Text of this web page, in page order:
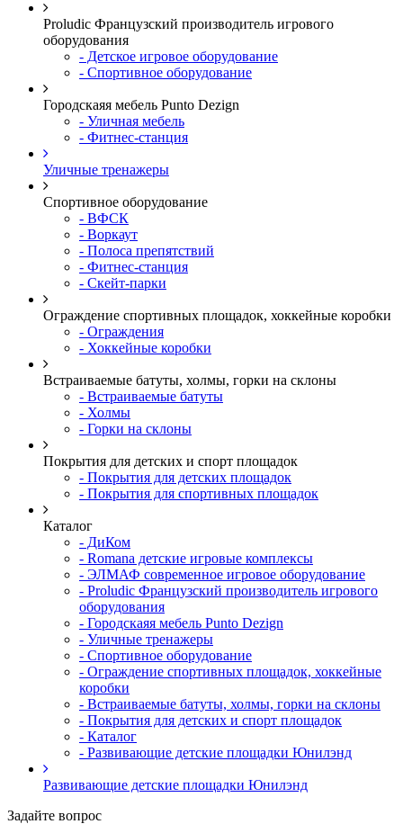
Proludic Французский производитель игрового
оборудования
- Детское игровое оборудование
- Спортивное оборудование
Городскаяя мебель Punto Dezign
- Уличная мебель
- Фитнес-станция
Уличные тренажеры
Спортивное оборудование
- ВФСК
- Воркаут
- Полоса препятствий
- Фитнес-станция
- Скейт-парки
Ограждение спортивных площадок, хоккейные коробки
- Ограждения
- Хоккейные коробки
Встраиваемые батуты, холмы, горки на склоны
- Встраиваемые батуты
- Холмы
- Горки на склоны
Покрытия для детских и спорт площадок
- Покрытия для детских площадок
- Покрытия для спортивных площадок
Каталог
- ДиКом
- Romana детские игровые комплексы
- ЭЛМАФ современное игровое оборудование
- Proludic Французский производитель игрового
оборудования
- Городскаяя мебель Punto Dezign
- Уличные тренажеры
- Спортивное оборудование
- Ограждение спортивных площадок, хоккейные
коробки
- Встраиваемые батуты, холмы, горки на склоны
- Покрытия для детских и спорт площадок
- Каталог
- Развивающие детские площадки Юнилэнд
Развивающие детские площадки Юнилэнд
Задайте вопрос